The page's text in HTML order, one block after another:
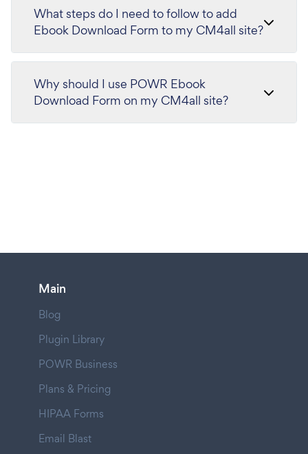
What steps do I need to follow to add
Ebook Download Form to my CM4all site?
Why should I use POWR Ebook
Download Form on my CM4all site?
Main
Blog
Plugin Library
POWR Business
Plans & Pricing
HIPAA Forms
Email Blast